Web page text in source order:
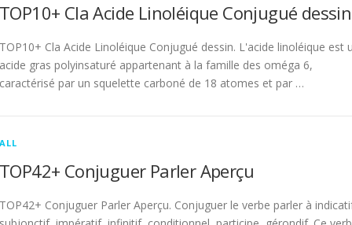
TOP10+ Cla Acide Linoléique Conjugué dessin
TOP10+ Cla Acide Linoléique Conjugué dessin. L'acide linoléique est
acide gras polyinsaturé appartenant à la famille des oméga 6,
caractérisé par un squelette carboné de 18 atomes et par …
ALL
TOP42+ Conjuguer Parler Aperçu
TOP42+ Conjuguer Parler Aperçu. Conjuguer le verbe parler à